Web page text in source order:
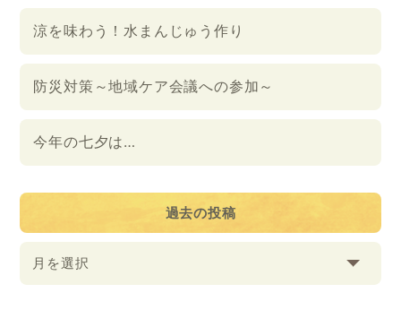
涼を味わう！水まんじゅう作り
防災対策～地域ケア会議への参加～
今年の七夕は…
過去の投稿
月を選択